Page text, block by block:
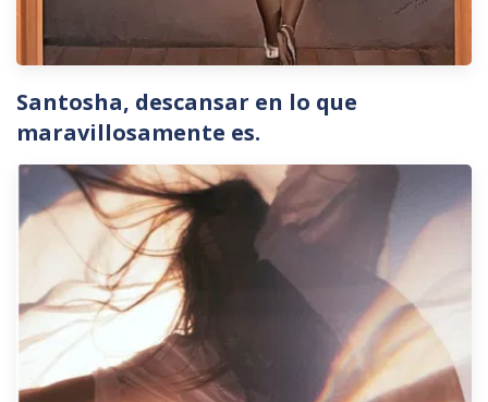
Santosha, descansar en lo que
maravillosamente es.